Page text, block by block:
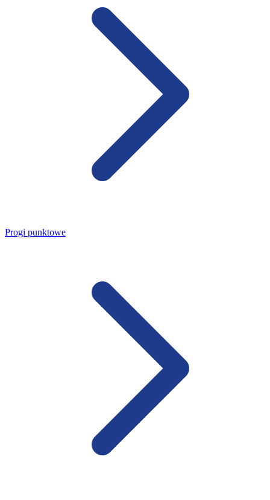
Progi punktowe